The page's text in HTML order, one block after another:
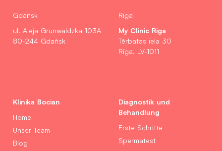
Gdańsk
ul. Aleja Grunwaldzka 103A
80-244 Gdańsk
Riga
My Clinic Riga
Tērbatas iela 30
Rīga, LV-1011
Klinika Bocian
Home
Unser Team
Blog
Diagnostik und
Behandlung
Erste Schritte
Spermatest